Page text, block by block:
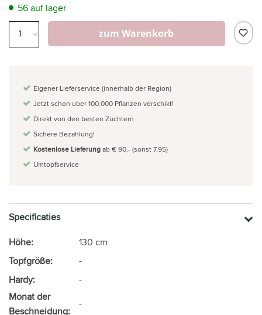
56 auf lager
zum Warenkorb
Eigener Lieferservice (innerhalb der Region)
Jetzt schon uber 100.000 Pflanzen verschikt!
Direkt von den besten Züchtern
Sichere Bezahlung!
Kostenlose Lieferungab € 90,- (sonst 7,95)
Umtopfservice
Specificaties
Höhe:
130 cm
Topfgröße:
-
Hardy:
-
Monat der
Beschneidung:
-